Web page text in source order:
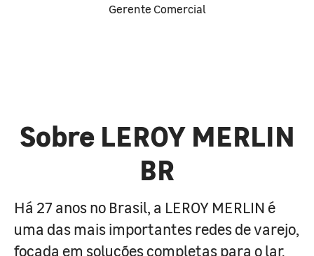
Gerente Comercial
Sobre LEROY MERLIN
BR
Há 27 anos no Brasil, a LEROY MERLIN é
uma das mais importantes redes de varejo,
focada em soluções completas para o lar.